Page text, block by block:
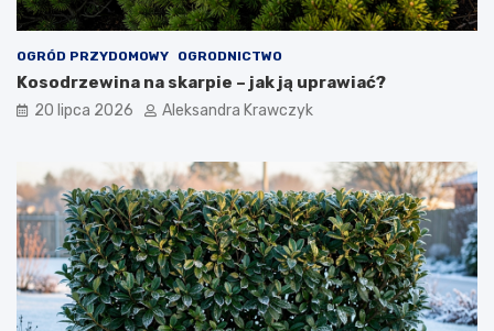
OGRÓD PRZYDOMOWY OGRODNICTWO
Kosodrzewina na skarpie – jak ją uprawiać?
20 lipca 2026 Aleksandra Krawczyk